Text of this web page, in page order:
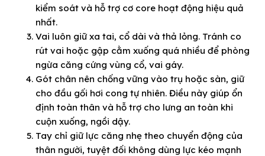
kiểm soát và hỗ trợ cơ core hoạt động hiệu quả
nhất.
Vai luôn giữ xa tai, cổ dài và thả lỏng. Tránh co
rút vai hoặc gập cằm xuống quá nhiều để phòng
ngừa căng cứng vùng cổ, vai gáy.
Gót chân nên chống vững vào trụ hoặc sàn, giữ
cho đầu gối hơi cong tự nhiên. Điều này giúp ổn
định toàn thân và hỗ trợ cho lưng an toàn khi
cuộn xuống, ngồi dậy.
Tay chỉ giữ lực căng nhẹ theo chuyển động của
thân người, tuyệt đối không dùng lực kéo mạnh